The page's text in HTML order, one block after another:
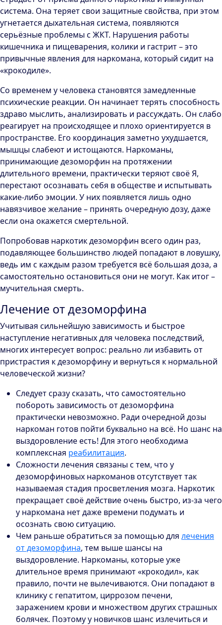
система. Она теряет свои защитные свойства, при этом
угнетается дыхательная система, появляются
серьёзные проблемы с ЖКТ. Нарушения работы
кишечника и пищеварения, колики и гастрит – это
привычные явления для наркомана, который сидит на
«крокодиле».
Со временем у человека становятся замедленные
психические реакции. Он начинает терять способность
здраво мыслить, анализировать и рассуждать. Он слабо
реагирует на происходящее и плохо ориентируется в
пространстве. Его координация заметно ухудшается,
мышцы слабеют и истощаются. Наркоманы,
принимающие дезоморфин на протяжении
длительного времени, практически теряют своё Я,
перестают осознавать себя в обществе и испытывать
какие-либо эмоции. У них появляется лишь одно
навязчивое желание – принять очередную дозу, даже
если она окажется смертельной.
Попробовав наркотик дезоморфин всего один раз,
подавляющее большинство людей попадают в ловушку,
ведь им с каждым разом требуется всё большая доза, а
самостоятельно остановиться они не могут. Как итог –
мучительная смерть.
Лечение от дезоморфина
Учитывая сильнейшую зависимость и быстрое
наступление негативных для человека последствий,
многих интересует вопрос: реально ли избавить от
пристрастия к дезоморфину и вернуться к нормальной
человеческой жизни?
Следует сразу сказать, что самостоятельно
побороть зависимость от дезоморфина
практически невозможно. Ради очередной дозы
наркоман готов пойти буквально на всё. Но шанс на
выздоровление есть! Для этого необходима
комплексная реабилитация.
Сложности лечения связаны с тем, что у
дезоморфиновых наркоманов отсутствует так
называемая стадия просветления мозга. Наркотик
прекращает своё действие очень быстро, из-за чего
у наркомана нет даже времени подумать и
осознать свою ситуацию.
Чем раньше обратиться за помощью для лечения
от дезоморфина, тем выше шансы на
выздоровление. Наркоманы, которые уже
длительное время принимают «крокодил», как
правило, почти не вылечиваются. Они попадают в
клинику с гепатитом, циррозом печени,
заражением крови и множеством других страшных
болячек. Поэтому у новичков шанс излечиться и